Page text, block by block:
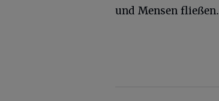
und Mensen fließen.